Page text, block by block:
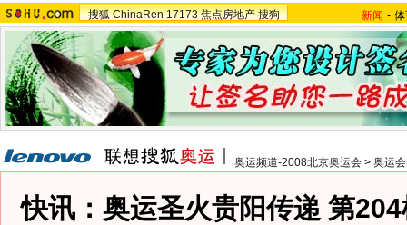
搜狐 ChinaRen 17173 焦点房地产 搜狗 新闻 -
奥运频道-2008北京奥运会 > 奥运
快讯：奥运圣火贵阳传递 第